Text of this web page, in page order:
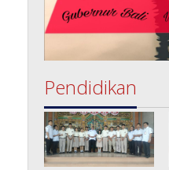
Pendidikan